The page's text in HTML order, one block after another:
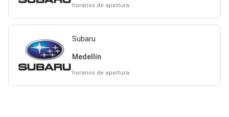
horarios de apertura
Subaru
Medellín
horarios de apertura